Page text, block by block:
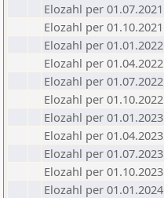
Elozahl per 01.07.2021
Elozahl per 01.10.2021
Elozahl per 01.01.2022
Elozahl per 01.04.2022
Elozahl per 01.07.2022
Elozahl per 01.10.2022
Elozahl per 01.01.2023
Elozahl per 01.04.2023
Elozahl per 01.07.2023
Elozahl per 01.10.2023
Elozahl per 01.01.2024